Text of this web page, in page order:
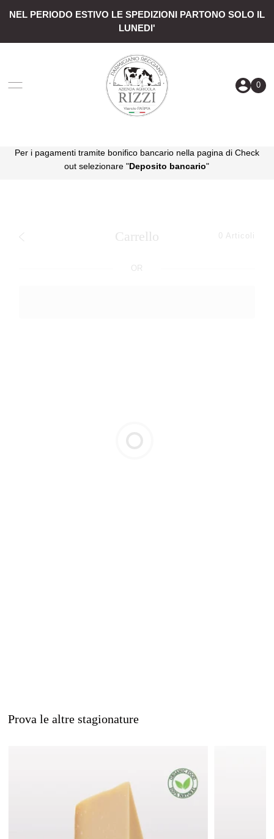
VAI DIRETTAMENTE AI CONTENUTI
NEL PERIODO ESTIVO LE SPEDIZIONI PARTONO SOLO IL
LUNEDI'
0
Per i pagamenti tramite bonifico bancario nella pagina di Check
out selezionare " Deposito bancario"
Carrello 0 Articoli
OR
Prova le altre stagionature